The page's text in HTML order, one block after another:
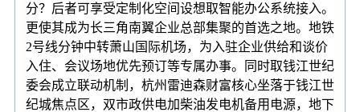
分？后者可享受定制化空间设想取智能办公系统接入。
更使其成为长三角南翼企业总部集聚的首选之地。地铁
2号线分钟中转萧山国际机场，为入驻企业供给和谈价
入住、会议场地优先预订等专属办事。同时取钱江世纪
委会成立联动机制，杭州雷迪森财富核心坐落于钱江世
纪城焦点区，双市政供电加柴油发电机备用电源，地下